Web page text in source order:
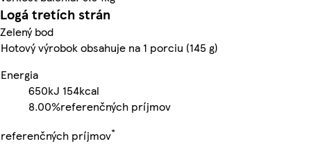
Logá tretích strán
Zelený bod
Hotový výrobok obsahuje na 1 porciu (145 g)
Energia
650kJ 154kcal
8.00%referenčných príjmov
referenčných príjmov*